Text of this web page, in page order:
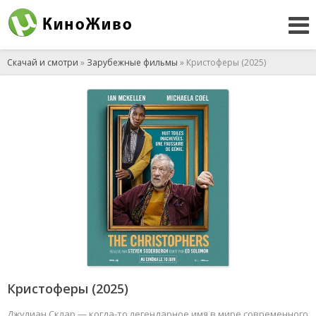
Скачай и смотри » Зарубежные фильмы » Кристоферы (2025)
Кристоферы (2025)